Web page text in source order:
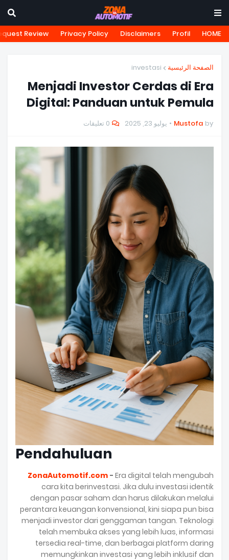
HOME
Profil
Disclaimers
Privacy Policy
Review
الصفحة الرئيسية investasi
Menjadi Investor Cerdas di Era
Digital: Panduan untuk Pemula
by
Mustofa يوليو 23, 2025 0 تعليقات
Pendahuluan
ZonaAutomotif.com - Era digital telah mengubah
cara kita berinvestasi. Jika dulu investasi identik
dengan pasar saham dan harus dilakukan melalui
perantara keuangan konvensional, kini siapa pun bisa
menjadi investor dari genggaman tangan. Teknologi
telah membuka akses yang lebih luas, informasi
tersedia real-time, dan berbagai platform daring
memungkinkan investasi yang lebih inklusif dan